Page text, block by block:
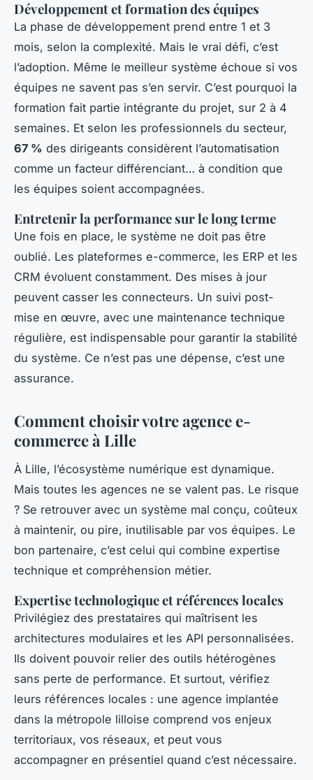
Développement et formation des équipes
La phase de développement prend entre 1 et 3
mois, selon la complexité. Mais le vrai défi, c’est
l’adoption. Même le meilleur système échoue si vos
équipes ne savent pas s’en servir. C’est pourquoi la
formation fait partie intégrante du projet, sur 2 à 4
semaines. Et selon les professionnels du secteur,
67 % des dirigeants considèrent l’automatisation
comme un facteur différenciant… à condition que
les équipes soient accompagnées.
Entretenir la performance sur le long terme
Une fois en place, le système ne doit pas être
oublié. Les plateformes e-commerce, les ERP et les
CRM évoluent constamment. Des mises à jour
peuvent casser les connecteurs. Un suivi post-
mise en œuvre, avec une maintenance technique
régulière, est indispensable pour garantir la stabilité
du système. Ce n’est pas une dépense, c’est une
assurance.
Comment choisir votre agence e-
commerce à Lille
À Lille, l’écosystème numérique est dynamique.
Mais toutes les agences ne se valent pas. Le risque
? Se retrouver avec un système mal conçu, coûteux
à maintenir, ou pire, inutilisable par vos équipes. Le
bon partenaire, c’est celui qui combine expertise
technique et compréhension métier.
Expertise technologique et références locales
Privilégiez des prestataires qui maîtrisent les
architectures modulaires et les API personnalisées.
Ils doivent pouvoir relier des outils hétérogènes
sans perte de performance. Et surtout, vérifiez
leurs références locales : une agence implantée
dans la métropole lilloise comprend vos enjeux
territoriaux, vos réseaux, et peut vous
accompagner en présentiel quand c’est nécessaire.